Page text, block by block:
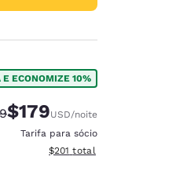
E ECONOMIZE 10%
anterior “tachada”:
Tarifa com desconto:
$179USD/noite
Tarifa para sócio
Exibir detalhes do total
$201 total